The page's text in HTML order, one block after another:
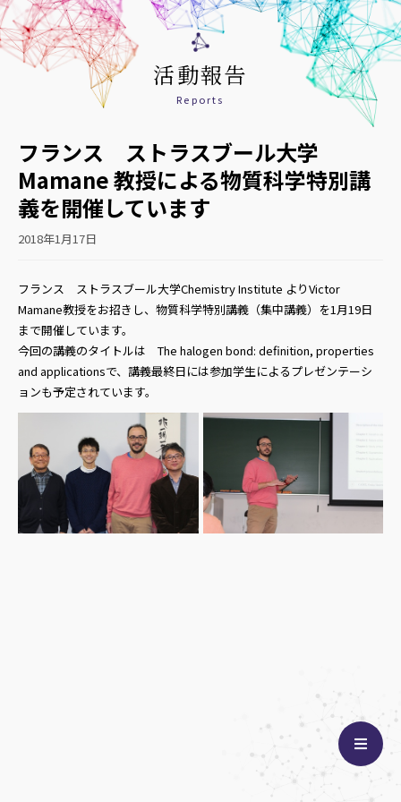
活動報告
Reports
フランス ストラスブール大学
Mamane 教授による物質科学特別講
義を開催しています
2018年1月17日
フランス ストラスブール大学Chemistry Institute よりVictor
Mamane教授をお招きし、物質科学特別講義（集中講義）を1月19日
まで開催しています。
今回の講義のタイトルは The halogen bond: definition, properties
and applicationsで、講義最終日には参加学生によるプレゼンテーシ
ョンも予定されています。